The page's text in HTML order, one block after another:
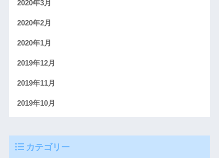
2020年3月
2020年2月
2020年1月
2019年12月
2019年11月
2019年10月
カテゴリー